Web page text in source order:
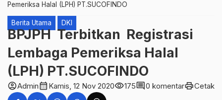
Pemeriksa Halal (LPH) PT.SUCOFINDO
Berita Utama DKI
BPJPH Terbitkan Registrasi
Lembaga Pemeriksa Halal
(LPH) PT.SUCOFINDO
account_circleAdmincalendar_month Kamis, 12 Nov 2020visibility175comment0 komentarprintCetak